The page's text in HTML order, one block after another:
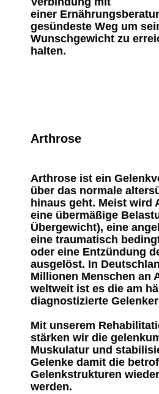
einer
gesündeste Weg um
Wunschgewicht zu
halten.
Arthrose
Arthrose ist ein
über das normale
hinaus geht. Meist wird
eine übermäßige
Übergewicht), eine
eine traumatisch
oder eine Entzündung
ausgelöst. In
Millionen Menschen an
weltweit ist es die am
diagnostizierte
Mit unserem
stärken wir die
Muskulatur und
Gelenke damit die
Gelenkstrukturen
werden.